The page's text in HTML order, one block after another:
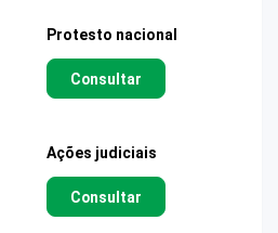
Protesto nacional
Consultar
Ações judiciais
Consultar